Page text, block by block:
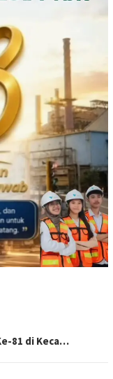
81 di Keca…